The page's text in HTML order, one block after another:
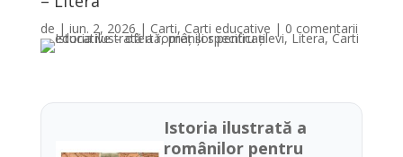
de | iun. 2, 2026 | Carti, Carti educative | 0 comentarii
Istoria ilustrată a
românilor pentru